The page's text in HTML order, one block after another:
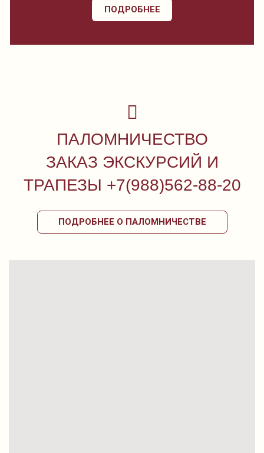
ПОДРОБНЕЕ
ПАЛОМНИЧЕСТВО
ЗАКАЗ ЭКСКУРСИЙ И
ТРАПЕЗЫ +7(988)562-88-20
ПОДРОБНЕЕ О ПАЛОМНИЧЕСТВЕ